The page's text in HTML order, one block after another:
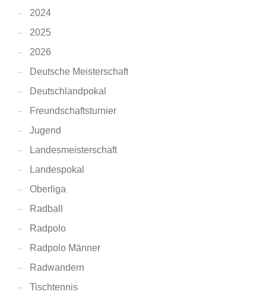
2024
2025
2026
Deutsche Meisterschaft
Deutschlandpokal
Freundschaftsturnier
Jugend
Landesmeisterschaft
Landespokal
Oberliga
Radball
Radpolo
Radpolo Männer
Radwandern
Tischtennis